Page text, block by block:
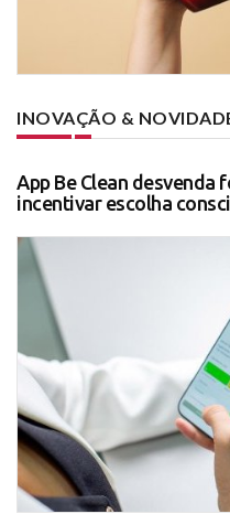
INOVAÇÃO &
App Be Clean desvenda
incentivar escolha